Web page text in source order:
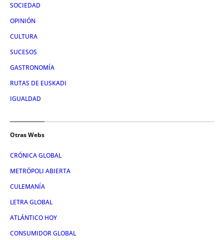
SOCIEDAD
OPINIÓN
CULTURA
SUCESOS
GASTRONOMÍA
RUTAS DE EUSKADI
IGUALDAD
Otras Webs
CRÓNICA GLOBAL
METRÓPOLI ABIERTA
CULEMANÍA
LETRA GLOBAL
ATLÁNTICO HOY
CONSUMIDOR GLOBAL